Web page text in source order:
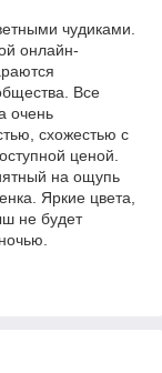
чудиками.
онлайн-
Все
очень
схожестью с
ценой.
на ощупь
Яркие цвета,
не будет